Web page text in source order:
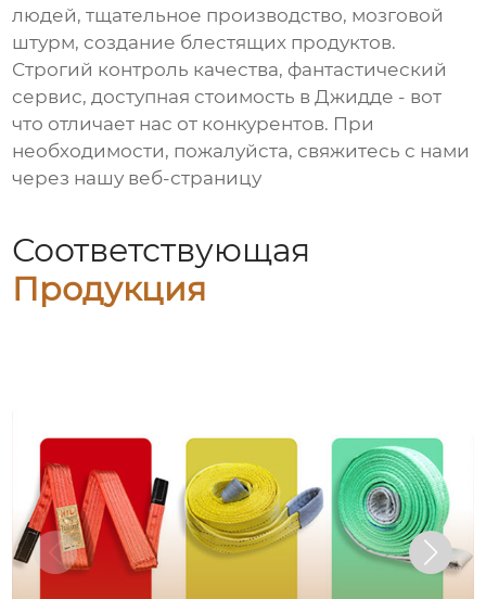
людей, тщательное производство, мозговой
штурм, создание блестящих продуктов.
Строгий контроль качества, фантастический
сервис, доступная стоимость в Джидде - вот
что отличает нас от конкурентов. При
необходимости, пожалуйста, свяжитесь с нами
через нашу веб-страницу
Соответствующая
Продукция